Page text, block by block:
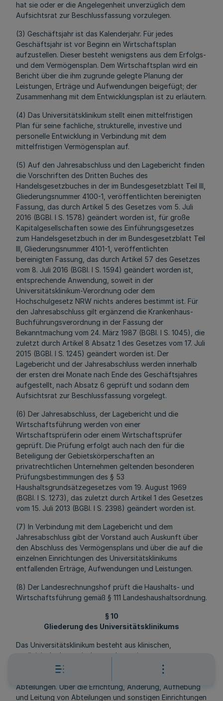
hat sie oder er die Angelegenheit unverzüglich dem
Aufsichtsrat zur Beschlussfassung vorzulegen.
(3) Geschäftsjahr ist das Kalenderjahr. Für jedes
Geschäftsjahr ist vor Beginn ein Wirtschaftsplan
aufzustellen. Dieser besteht wenigstens aus dem Erfolgs-
und dem Vermögensplan. Dem Wirtschaftsplan wird ein
Bericht über die ihm zugrunde gelegte Planung der
Leistungen, Erträge und Aufwendungen beigefügt; der
Zusammenhang mit dem Entwicklungsplan ist zu erläutern.
(4) Das Universitätsklinikum stellt einen mittelfristigen
Plan für seine fachliche, strukturelle, investive und
personelle Entwicklung in Verbindung mit dem
mittelfristigen Vermögensplan auf.
(5) Auf den Jahresabschluss und den Lagebericht finden
die Vorschriften des Dritten Buches des
Handelsgesetzbuches in der im Bundesgesetzblatt Teil III,
Gliederungsnummer 4100-1, veröffentlichten bereinigten
Fassung, das durch Artikel 5 des Gesetzes vom 5. Juli
2016 (BGBl. I S. 1578) geändert worden ist, für große
Kapitalgesellschaften sowie des Einführungsgesetzes
zum Handelsgesetzbuch in der im Bundesgesetzblatt Teil
III, Gliederungsnummer 4101-1, veröffentlichten
bereinigten Fassung, das durch Artikel 57 des Gesetzes
vom 8. Juli 2016 (BGBl. I S. 1594) geändert worden ist,
entsprechende Anwendung, soweit in der
Universitätsklinikum-Verordnung oder dem
Hochschulgesetz NRW nichts anderes bestimmt ist. Für
den Jahresabschluss gilt ergänzend die Krankenhaus-
Buchführungsverordnung in der Fassung der
Bekanntmachung vom 24. März 1987 (BGBl. I S. 1045), die
zuletzt durch Artikel 8 Absatz 1 des Gesetzes vom 17. Juli
2015 (BGBl. I S. 1245) geändert worden ist. Der
Lagebericht und der Jahresabschluss werden innerhalb
der ersten drei Monate nach Ende des Geschäftsjahres
aufgestellt, nach Absatz 6 geprüft und sodann dem
Aufsichtsrat zur Beschlussfassung vorgelegt.
(6) Der Jahresabschluss, der Lagebericht und die
Wirtschaftsführung werden von einer
Wirtschaftsprüferin oder einem Wirtschaftsprüfer
geprüft. Die Prüfung erfolgt auch nach den für die
Beteiligung der Gebietskörperschaften an
privatrechtlichen Unternehmen geltenden besonderen
Prüfungsbestimmungen des § 53
Haushaltsgrundsätzegesetzes vom 19. August 1969
(BGBl. I S. 1273), das zuletzt durch Artikel 1 des Gesetzes
vom 15. Juli 2013 (BGBl. I S. 2398) geändert worden ist.
(7) In Verbindung mit dem Lagebericht und dem
Jahresabschluss gibt der Vorstand auch Auskunft über
den Abschluss des Vermögensplans und über die auf die
einzelnen Einrichtungen des Universitätsklinikums
entfallenden Erträge, Aufwendungen und Leistungen.
(8) Der Landesrechnungshof prüft die Haushalts- und
Wirtschaftsführung gemäß § 111 Landeshaushaltsordnung.
§ 10
Gliederung des Universitätsklinikums
Das Universitätsklinikum besteht aus klinischen,
medizinisch-theoretischen und gemeinsamen
Einrichtungen. Im Bereich der klinischen und medizinisch-
theoretischen Einrichtungen gliedert es sich in
Abteilungen. Über die Errichtung, Änderung, Aufhebung
und Leitung von Abteilungen und sonstigen Einrichtungen